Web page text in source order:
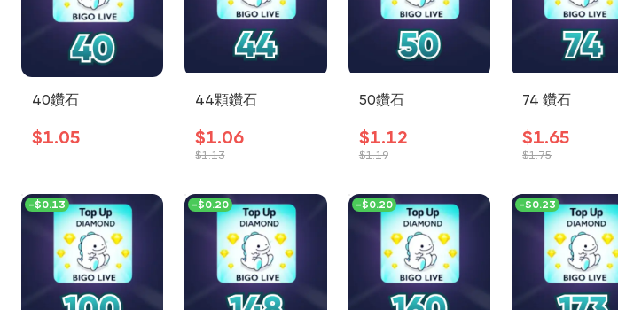
40鑽石
$1.05
44顆鑽石
$1.06
$1.13
50鑽石
$1.12
$1.19
74 鑽石
$1.65
$1.75
-$0.13 -$0.20 -$0.20 -$0.23